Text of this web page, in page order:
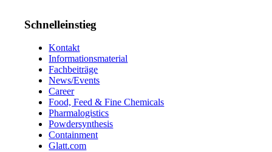
Schnelleinstieg
Kontakt
Informationsmaterial
Fachbeiträge
News/Events
Career
Food, Feed & Fine Chemicals
Pharmalogistics
Powdersynthesis
Containment
Glatt.com